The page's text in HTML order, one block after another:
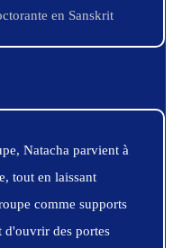
en Sanskrit
Natacha parvient à
tout en laissant
comme supports
d'ouvrir des portes